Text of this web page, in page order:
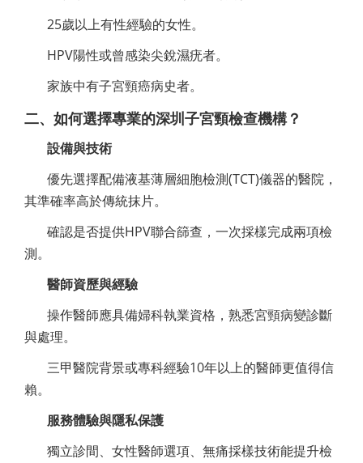
25歲以上有性經驗的女性。
HPV陽性或曾感染尖銳濕疣者。
家族中有子宮頸癌病史者。
二、如何選擇專業的深圳子宮頸檢查機構？
設備與技術
優先選擇配備液基薄層細胞檢測(TCT)儀器的醫院，
其準確率高於傳統抹片。
確認是否提供HPV聯合篩查，一次採樣完成兩項檢
測。
醫師資歷與經驗
操作醫師應具備婦科執業資格，熟悉宮頸病變診斷
與處理。
三甲醫院背景或專科經驗10年以上的醫師更值得信
賴。
服務體驗與隱私保護
獨立診間、女性醫師選項、無痛採樣技術能提升檢